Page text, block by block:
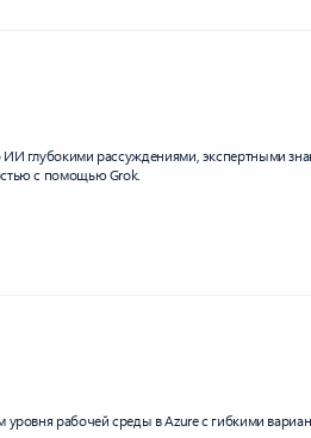
глубокими рассуждениями, экспертными
с помощью Grok.
рабочей среды в Azure с гибкими